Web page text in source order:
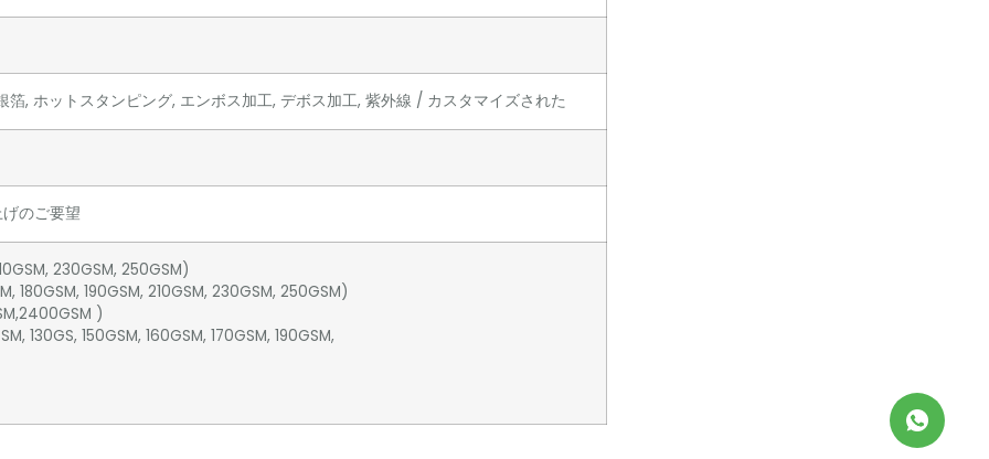
, ホットスタンピング, エンボス加工, デボス加工, 紫外線 / カスタマイズされた
のご要望
230GSM, 250GSM)
180GSM, 190GSM, 210GSM, 230GSM, 250GSM)
)
130GS, 150GSM, 160GSM, 170GSM, 190GSM,